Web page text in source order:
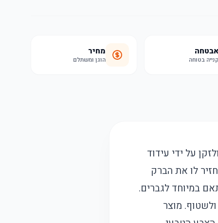
אבטחה
קנייה בטוחה
מחיר
הוגן ומשתלם
על ידי עידוד
לו את הברק
במיוחד לגברים.
מוצר